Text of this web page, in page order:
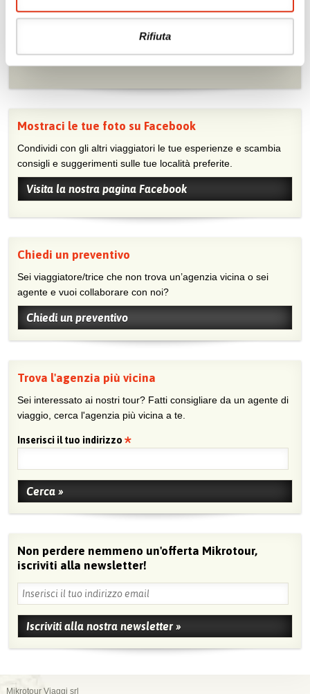
Rifiuta
Mostraci le tue foto su Facebook
Condividi con gli altri viaggiatori le tue esperienze e scambia
consigli e suggerimenti sulle tue località preferite.
Visita la nostra pagina Facebook
Chiedi un preventivo
Sei viaggiatore/trice che non trova un’agenzia vicina o sei
agente e vuoi collaborare con noi?
Chiedi un preventivo
Trova l'agenzia più vicina
Sei interessato ai nostri tour? Fatti consigliare da un agente di
viaggio, cerca l'agenzia più vicina a te.
Inserisci il tuo indirizzo
Non perdere nemmeno un'offerta Mikrotour,
iscriviti alla newsletter!
Mikrotour Viaggi srl